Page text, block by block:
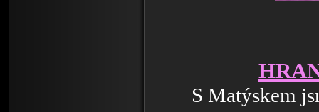
S Matýskem